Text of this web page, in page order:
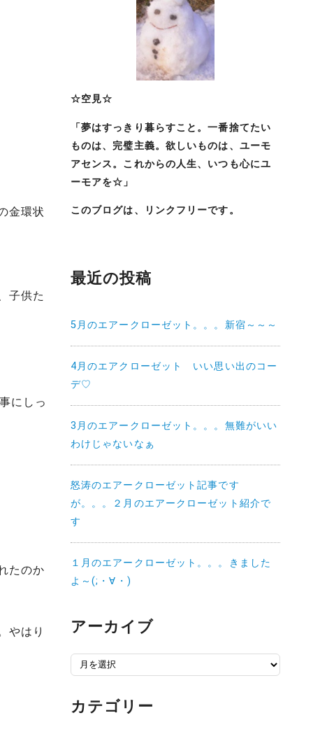
金環状
子供た
にしっ
たのか
やはり
☆空見☆
「夢はすっきり暮らすこと。一番捨てたい
ものは、完璧主義。欲しいものは、ユーモ
アセンス。これからの人生、いつも心にユ
ーモアを☆」
このブログは、リンクフリーです。
最近の投稿
5月のエアークローゼット。。。新宿～～～
4月のエアクローゼット いい思い出のコー
デ♡
3月のエアークローゼット。。。無難がいい
わけじゃないなぁ
怒涛のエアークローゼット記事です
が。。。２月のエアークローゼット紹介で
す
１月のエアークローゼット。。。きました
よ～(;・∀・)
アーカイブ
ー
カ
イ
カテゴリー